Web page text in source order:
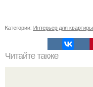
Категории: Интерьер для квартиры
Читайте также